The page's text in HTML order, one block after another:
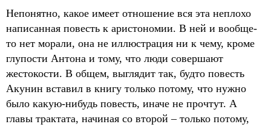
Непонятно, какое имеет отношение вся эта неплохо
написанная повесть к аристономии. В ней и вообще-
то нет морали, она не иллюстрация ни к чему, кроме
глупости Антона и тому, что люди совершают
жестокости. В общем, выглядит так, будто повесть
Акунин вставил в книгу только потому, что нужно
было какую-нибудь повесть, иначе не прочтут. А
главы трактата, начиная со второй – только потому,